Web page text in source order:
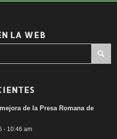
LA WEB
de la Presa Romana de
- 10:46 am